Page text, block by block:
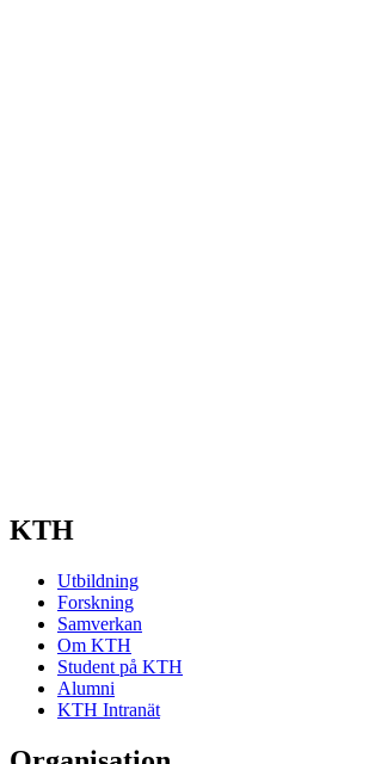
KTH
Utbildning
Forskning
Samverkan
Om KTH
Student på KTH
Alumni
KTH Intranät